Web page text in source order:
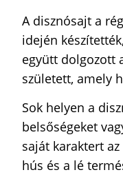
A disznósajt a
idején
együtt dolgozott
született, amely
Sok helyen a
belsőségeket
saját karaktert
hús és a lé